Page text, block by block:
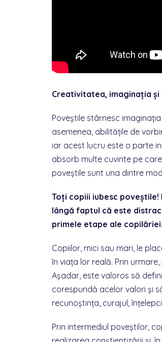
Creativitatea, imaginația
Poveștile stârnesc
asemenea, abilitățile de
iar acest lucru este o parte
absorb multe cuvinte pe
poveștile sunt una dintre
Toți copiii iubesc
lângă faptul că este
primele etape ale copilăriei.
Copiilor, mici sau mari, le
în viața lor reală. Prin
Așadar, este valoros să
corespundă acelor valori și
recunoștința, curajul,
Prin intermediul poveștilor,